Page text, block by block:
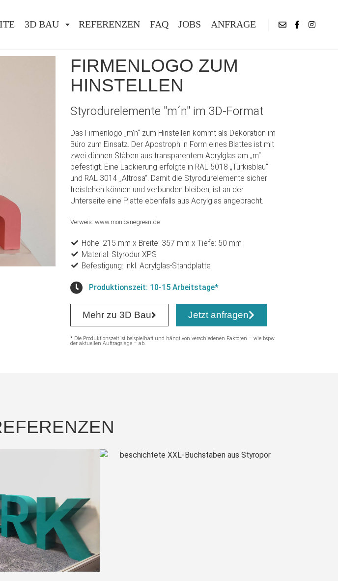
3D BAU REFERENZEN FAQ JOBS ANFRAGE
FIRMENLOGO ZUM
HINSTELLEN
Styrodurelemente "m´n" im 3D-Format
Das Firmenlogo „m’n“ zum Hinstellen kommt als Dekoration im
Büro zum Einsatz. Der Apostroph in Form eines Blattes ist mit
zwei dünnen Stäben aus transparentem Acrylglas am „m“
befestigt. Eine Lackierung erfolgte in RAL 5018 „Türkisblau“
und RAL 3014 „Altrosa“. Damit die Styrodurelemente sicher
freistehen können und verbunden bleiben, ist an der
Unterseite eine Platte ebenfalls aus Acrylglas angebracht.
Verweis: www.monicanegrean.de
Höhe: 215 mm x Breite: 357 mm x Tiefe: 50 mm
Material: Styrodur XPS
Befestigung: inkl. Acrylglas-Standplatte
Produktionszeit: 10-15 Arbeitstage*
Mehr zu 3D Bau Jetzt anfragen
* Die Produktionszeit ist beispielhaft und hängt von verschiedenen Faktoren – wie bspw.
der aktuellen Auftragslage – ab.